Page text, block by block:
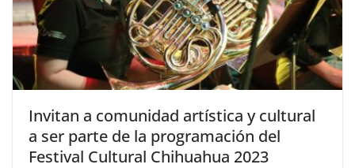
Invitan a comunidad artística y cultural
a ser parte de la programación del
Festival Cultural Chihuahua 2023